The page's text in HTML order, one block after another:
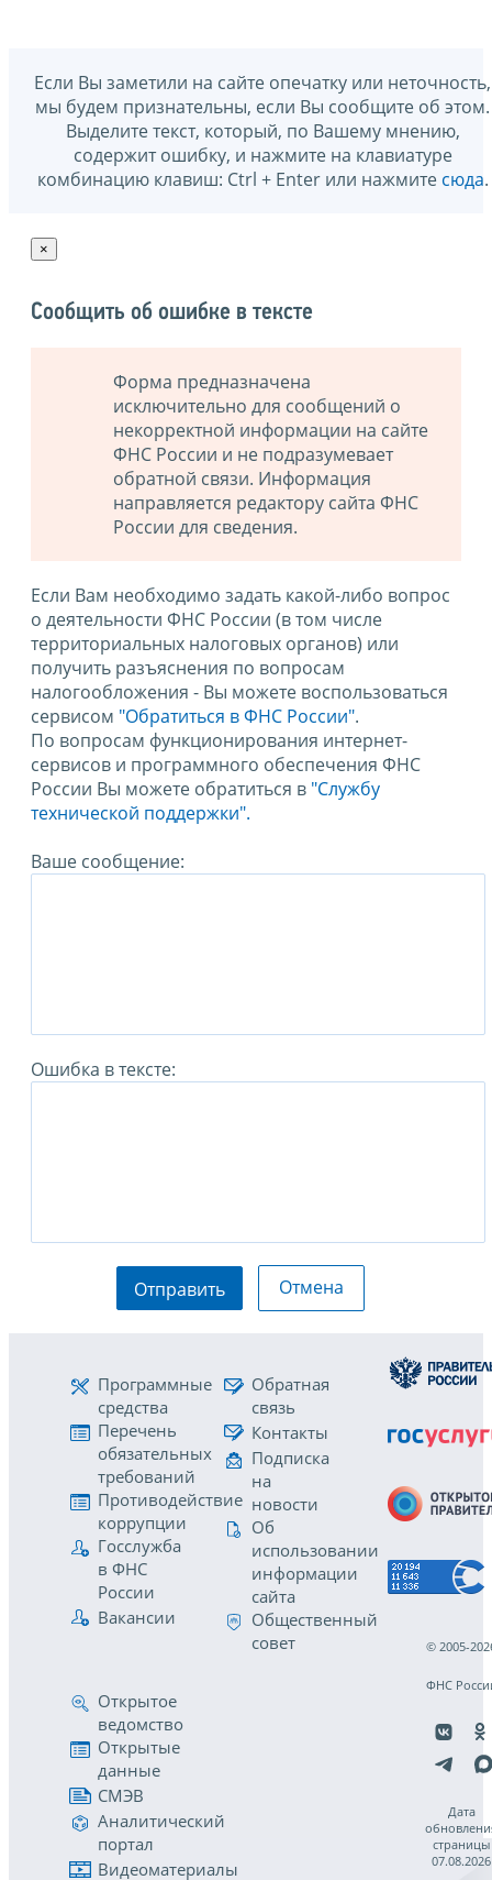
Если Вы заметили на сайте опечатку или неточность,
мы будем признательны, если Вы сообщите об этом.
Выделите текст, который, по Вашему мнению,
содержит ошибку, и нажмите на клавиатуре
комбинацию клавиш: Ctrl + Enter или нажмите сюда.
×
Сообщить об ошибке в тексте
Форма предназначена
исключительно для сообщений о
некорректной информации на сайте
ФНС России и не подразумевает
обратной связи. Информация
направляется редактору сайта ФНС
России для сведения.
Если Вам необходимо задать какой-либо вопрос
о деятельности ФНС России (в том числе
территориальных налоговых органов) или
получить разъяснения по вопросам
налогообложения - Вы можете воспользоваться
сервисом "Обратиться в ФНС России".
По вопросам функционирования интернет-
сервисов и программного обеспечения ФНС
России Вы можете обратиться в "Службу
технической поддержки".
Ваше сообщение:
Ошибка в тексте:
Отправить Отмена
Программные
средства
Перечень
обязательных
требований
Противодействие
коррупции
Госслужба
в ФНС
России
Вакансии
Обратная
связь
Контакты
Подписка
на
новости
Об
использовании
информации
сайта
Общественный
совет
Открытое
ведомство
Открытые
данные
СМЭВ
Аналитический
портал
Видеоматериалы
© 2005-
ФНС
Дата
страницы
07.08.2026